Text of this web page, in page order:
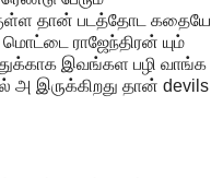
தான் படத்தோட கதையே
ராஜேந்திரன் யும்
இவங்கள பழி வாங்க
அ இருக்கிறது தான் devils